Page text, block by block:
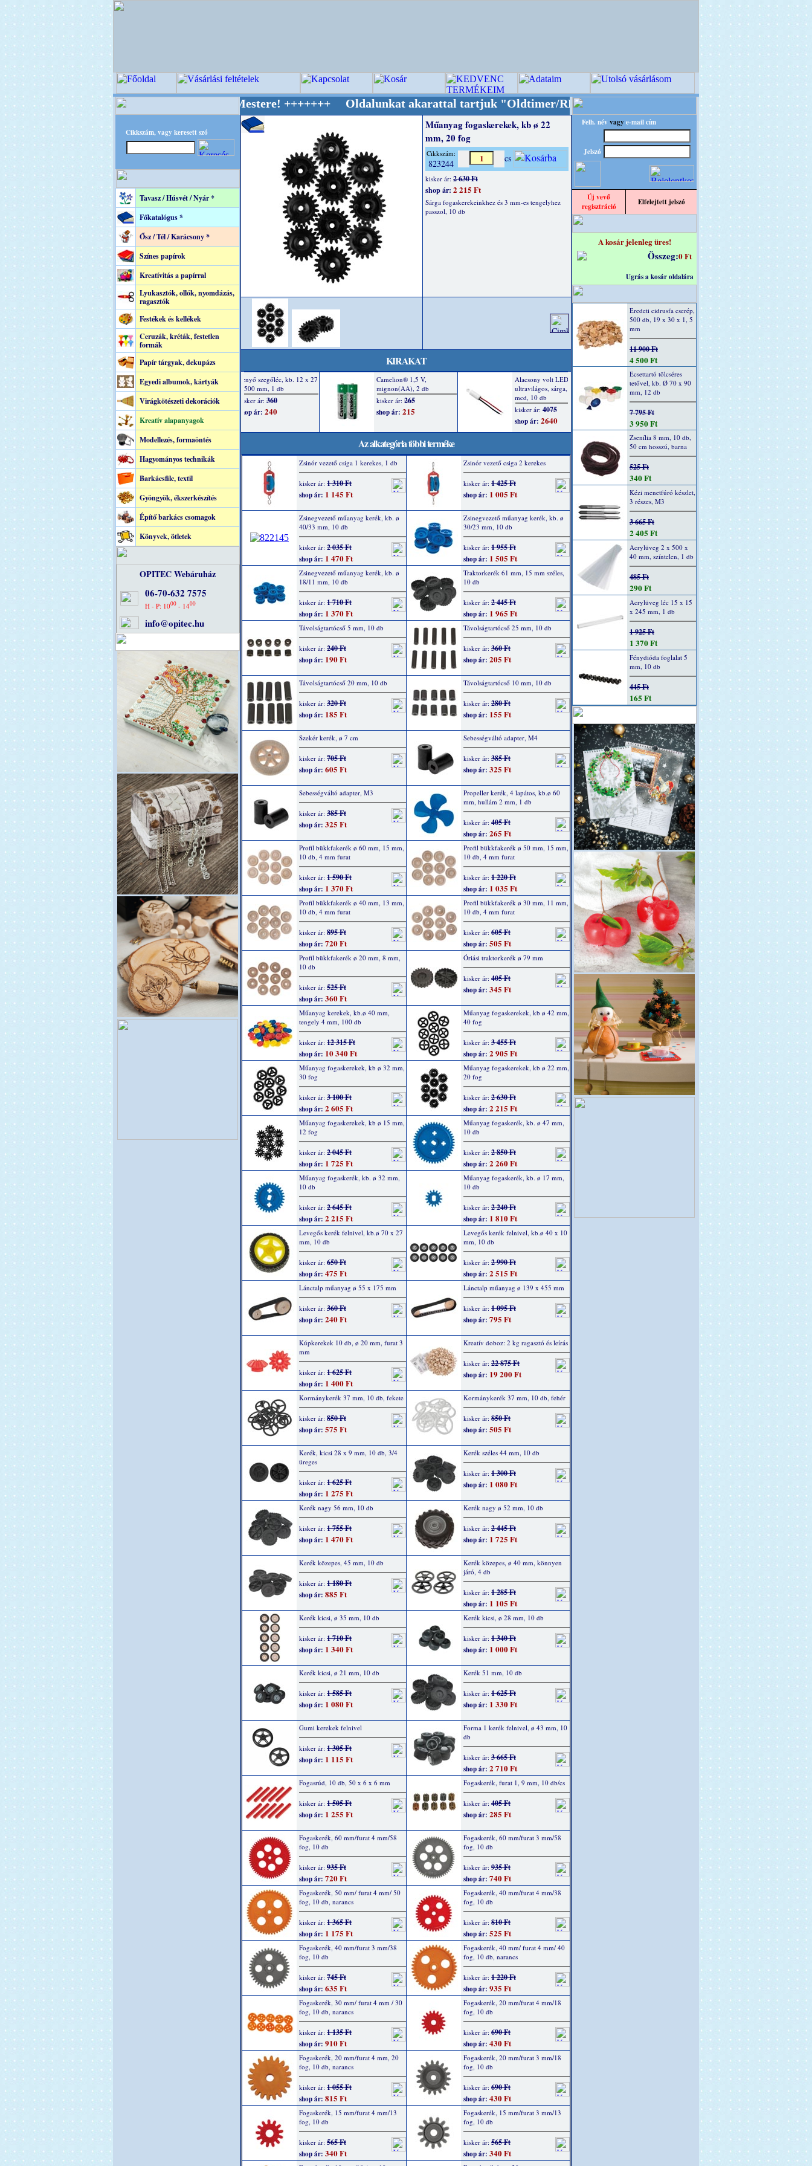
Cikkszám, vagy keresett szó
Tavasz / Húsvét / Nyár *
Főkatalógus *
Ősz / Tél / Karácsony *
Színes papírok
Kreatívitás a papírral
Lyukasztók, ollók, nyomdázás,
ragasztók
Festékek és kellékek
Ceruzák, kréták, festetlen
formák
Papír tárgyak, dekupázs
Egyedi albumok, kártyák
Virágkötészeti dekorációk
Kreatív alapanyagok
Modellezés, formaöntés
Hagyományos technikák
Barkácsfilc, textil
Gyöngyök, ékszerkészítés
Építő barkács csomagok
Könyvek, ötletek
OPITEC Webáruház
06-70-632 7575
H - P: 1000- 1400
info@opitec.hu
OPITEC - A Kreatív Világ Mestere! +++++++ Oldalunkat akarattal tartjuk "Oldtimer/RETRO" designba!
+++++++ OPITEC - A Kreatív
Műanyag fogaskerekek, kb ø 22
mm, 20 fog
Cikkszám:
823244 cs
kisker ár: 2 630 Ft
shop ár: 2 215 Ft
Sárga fogaskerekeinkhez és 3 mm-es tengelyhez
passzol, 10 db
KIRAKAT
Az alkategória többi terméke
Zsinór vezető csiga 1 kerekes, 1 db
kisker ár: 1 310 Ft
shop ár: 1 145 Ft
Zsinór vezető csiga 2 kerekes
kisker ár: 1 425 Ft
shop ár: 1 005 Ft
Zsinegvezető műanyag kerék, kb. ø
40/33 mm, 10 db
kisker ár: 2 035 Ft
shop ár: 1 470 Ft
Zsinegvezető műanyag kerék, kb. ø
30/23 mm, 10 db
kisker ár: 1 955 Ft
shop ár: 1 505 Ft
Zsinegvezető műanyag kerék, kb. ø
18/11 mm, 10 db
kisker ár: 1 710 Ft
shop ár: 1 370 Ft
Traktorkerék 61 mm, 15 mm széles,
10 db
kisker ár: 2 445 Ft
shop ár: 1 965 Ft
Távolságtartócső 5 mm, 10 db
kisker ár: 240 Ft
shop ár: 190 Ft
Távolságtartócső 25 mm, 10 db
kisker ár: 360 Ft
shop ár: 205 Ft
Távolságtartócső 20 mm, 10 db
kisker ár: 320 Ft
shop ár: 185 Ft
Távolságtartócső 10 mm, 10 db
kisker ár: 280 Ft
shop ár: 155 Ft
Szekér kerék, ø 7 cm
kisker ár: 705 Ft
shop ár: 605 Ft
Sebességváltó adapter, M4
kisker ár: 385 Ft
shop ár: 325 Ft
Sebességváltó adapter, M3
kisker ár: 385 Ft
shop ár: 325 Ft
Propeller kerék, 4 lapátos, kb.ø 60
mm, hullám 2 mm, 1 db
kisker ár: 405 Ft
shop ár: 265 Ft
Profil bükkfakerék ø 60 mm, 15 mm,
10 db, 4 mm furat
kisker ár: 1 590 Ft
shop ár: 1 370 Ft
Profil bükkfakerék ø 50 mm, 15 mm,
10 db, 4 mm furat
kisker ár: 1 220 Ft
shop ár: 1 035 Ft
Profil bükkfakerék ø 40 mm, 13 mm,
10 db, 4 mm furat
kisker ár: 895 Ft
shop ár: 720 Ft
Profil bükkfakerék ø 30 mm, 11 mm,
10 db, 4 mm furat
kisker ár: 605 Ft
shop ár: 505 Ft
Profil bükkfakerék ø 20 mm, 8 mm,
10 db
kisker ár: 525 Ft
shop ár: 360 Ft
Óriási traktorkerék ø 79 mm
kisker ár: 405 Ft
shop ár: 345 Ft
Műanyag kerekek, kb.ø 40 mm,
tengely 4 mm, 100 db
kisker ár: 12 315 Ft
shop ár: 10 340 Ft
Műanyag fogaskerekek, kb ø 42 mm,
40 fog
kisker ár: 3 455 Ft
shop ár: 2 905 Ft
Műanyag fogaskerekek, kb ø 32 mm,
30 fog
kisker ár: 3 100 Ft
shop ár: 2 605 Ft
Műanyag fogaskerekek, kb ø 22 mm,
20 fog
kisker ár: 2 630 Ft
shop ár: 2 215 Ft
Műanyag fogaskerekek, kb ø 15 mm,
12 fog
kisker ár: 2 045 Ft
shop ár: 1 725 Ft
Műanyag fogaskerék, kb. ø 47 mm,
10 db
kisker ár: 2 850 Ft
shop ár: 2 260 Ft
Műanyag fogaskerék, kb. ø 32 mm,
10 db
kisker ár: 2 645 Ft
shop ár: 2 215 Ft
Műanyag fogaskerék, kb. ø 17 mm,
10 db
kisker ár: 2 240 Ft
shop ár: 1 810 Ft
Levegős kerék felnivel, kb.ø 70 x 27
mm, 10 db
kisker ár: 650 Ft
shop ár: 475 Ft
Levegős kerék felnivel, kb.ø 40 x 10
mm, 10 db
kisker ár: 2 990 Ft
shop ár: 2 515 Ft
Lánctalp műanyag ø 55 x 175 mm
kisker ár: 360 Ft
shop ár: 240 Ft
Lánctalp műanyag ø 139 x 455 mm
kisker ár: 1 095 Ft
shop ár: 795 Ft
Kúpkerekek 10 db, ø 20 mm, furat 3
mm
kisker ár: 1 625 Ft
shop ár: 1 400 Ft
Kreatív doboz: 2 kg ragasztó és leírás
kisker ár: 22 875 Ft
shop ár: 19 200 Ft
Kormánykerék 37 mm, 10 db, fekete
kisker ár: 850 Ft
shop ár: 575 Ft
Kormánykerék 37 mm, 10 db, fehér
kisker ár: 850 Ft
shop ár: 505 Ft
Kerék, kicsi 28 x 9 mm, 10 db, 3/4
üreges
kisker ár: 1 625 Ft
shop ár: 1 275 Ft
Kerék széles 44 mm, 10 db
kisker ár: 1 300 Ft
shop ár: 1 080 Ft
Kerék nagy 56 mm, 10 db
kisker ár: 1 755 Ft
shop ár: 1 470 Ft
Kerék nagy ø 52 mm, 10 db
kisker ár: 2 445 Ft
shop ár: 1 725 Ft
Kerék közepes, 45 mm, 10 db
kisker ár: 1 180 Ft
shop ár: 885 Ft
Kerék közepes, ø 40 mm, könnyen
járó, 4 db
kisker ár: 1 285 Ft
shop ár: 1 105 Ft
Kerék kicsi, ø 35 mm, 10 db
kisker ár: 1 710 Ft
shop ár: 1 340 Ft
Kerék kicsi, ø 28 mm, 10 db
kisker ár: 1 340 Ft
shop ár: 1 000 Ft
Kerék kicsi, ø 21 mm, 10 db
kisker ár: 1 585 Ft
shop ár: 1 080 Ft
Kerék 51 mm, 10 db
kisker ár: 1 625 Ft
shop ár: 1 330 Ft
Gumi kerekek felnivel
kisker ár: 1 305 Ft
shop ár: 1 115 Ft
Forma 1 kerék felnivel, ø 43 mm, 10
db
kisker ár: 3 665 Ft
shop ár: 2 710 Ft
Fogasrúd, 10 db, 50 x 6 x 6 mm
kisker ár: 1 505 Ft
shop ár: 1 255 Ft
Fogaskerék, furat 1, 9 mm, 10 db/cs
kisker ár: 405 Ft
shop ár: 285 Ft
Fogaskerék, 60 mm/furat 4 mm/58
fog, 10 db
kisker ár: 935 Ft
shop ár: 720 Ft
Fogaskerék, 60 mm/furat 3 mm/58
fog, 10 db
kisker ár: 935 Ft
shop ár: 740 Ft
Fogaskerék, 50 mm/ furat 4 mm/ 50
fog, 10 db, narancs
kisker ár: 1 365 Ft
shop ár: 1 175 Ft
Fogaskerék, 40 mm/furat 4 mm/38
fog, 10 db
kisker ár: 810 Ft
shop ár: 525 Ft
Fogaskerék, 40 mm/furat 3 mm/38
fog, 10 db
kisker ár: 745 Ft
shop ár: 635 Ft
Fogaskerék, 40 mm/ furat 4 mm/ 40
fog, 10 db, narancs
kisker ár: 1 220 Ft
shop ár: 935 Ft
Fogaskerék, 30 mm/ furat 4 mm / 30
fog, 10 db, narancs
kisker ár: 1 135 Ft
shop ár: 910 Ft
Fogaskerék, 20 mm/furat 4 mm/18
fog, 10 db
kisker ár: 690 Ft
shop ár: 430 Ft
Fogaskerék, 20 mm/furat 4 mm, 20
fog, 10 db, narancs
kisker ár: 1 055 Ft
shop ár: 815 Ft
Fogaskerék, 20 mm/furat 3 mm/18
fog, 10 db
kisker ár: 690 Ft
shop ár: 430 Ft
Fogaskerék, 15 mm/furat 4 mm/13
fog, 10 db
kisker ár: 565 Ft
shop ár: 340 Ft
Fogaskerék, 15 mm/furat 3 mm/13
fog, 10 db
kisker ár: 565 Ft
shop ár: 340 Ft
Felh. név vagy e-mail cím
Jelszó
Új vevő
regisztráció
Elfelejtett jelszó
A kosár jelenleg üres!
Összeg:0 Ft
Ugrás a kosár oldalára
Eredeti cidrusfa cserép,
500 db, 19 x 30 x 1, 5
mm
11 900 Ft
4 500 Ft
Ecsettartó tölcséres
tetővel, kb. Ø 70 x 90
mm, 12 db
7 795 Ft
3 950 Ft
Zsenília 8 mm, 10 db,
50 cm hosszú, barna
525 Ft
340 Ft
Kézi menetfúró készlet,
3 részes, M3
3 665 Ft
2 405 Ft
Acrylüveg 2 x 500 x
40 mm, színtelen, 1 db
485 Ft
290 Ft
Acrylüveg léc 15 x 15
x 245 mm, 1 db
1 925 Ft
1 370 Ft
Fénydióda foglalat 5
mm, 10 db
445 Ft
165 Ft